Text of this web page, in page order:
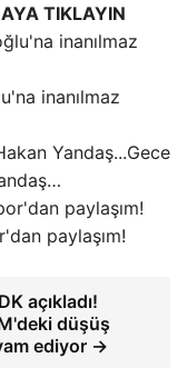
TIKLAYIN
inanılmaz
Gece
paylaşım!
açıkladı!
düşüş
ediyor →